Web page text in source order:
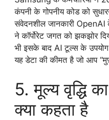
कंपनी के गोपनीय कोड को
संवेदनशील जानकारी OpenAI
ने कॉर्पोरेट जगत को झकझोर
भी इसके बाद AI टूल्स के उपयोग
यह डेटा की कीमत है जो आप
5. मूल्य वृद्धि
क्या कहता है